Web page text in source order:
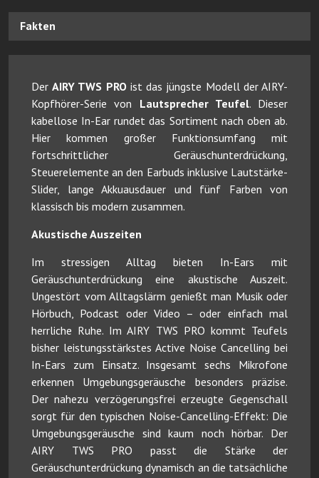
Fakten
DerAIRY TWS PRO ist das jüngste Modell der AIRY-
Kopfhörer-Serie von Lautsprecher Teufel. Dieser
kabellose In-Ear rundet das Sortiment nach oben ab.
Hier kommen großer Funktionsumfang mit
fortschrittlicher Geräuschunterdrückung,
Steuerelemente an den Earbuds inklusive Lautstärke-
Slider, lange Akkuausdauer und fünf Farben von
klassisch bis modern zusammen.
Akustische Auszeiten
Im stressigen Alltag bieten In-Ears mit
Geräuschunterdrückung eine akustische Auszeit.
Ungestört vom Alltagslärm genießt man Musik oder
Hörbuch, Podcast oder Video – oder einfach mal
herrliche Ruhe. Im AIRY TWS PRO kommt Teufels
bisher leistungsstärkstes Active Noise Cancelling bei
In-Ears zum Einsatz. Insgesamt sechs Mikrofone
erkennen Umgebungsgeräusche besonders präzise.
Der nahezu verzögerungsfrei erzeugte Gegenschall
sorgt für den typischen Noise-Cancelling-Effekt: Die
Umgebungsgeräusche sind kaum noch hörbar. Der
AIRY TWS PRO passt die Stärke der
Geräuschunterdrückung dynamisch an die tatsächliche